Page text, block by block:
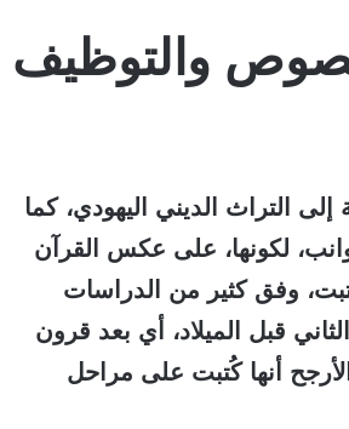
والتوظيف
التراث الديني اليهودي، كما
لكونها، على عكس القرآن
وفق كثير من الدراسات
قبل الميلاد، أي بعد قرون
أنها كُتبت على مراحل